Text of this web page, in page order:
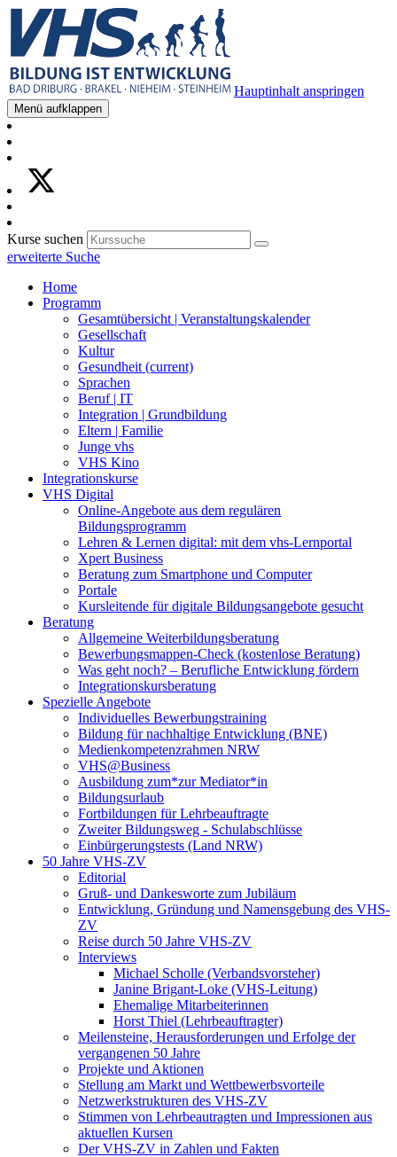
Hauptinhalt anspringen
Menü aufklappen
Kurse suchen
erweiterte Suche
Home
Programm
Gesamtübersicht | Veranstaltungskalender
Gesellschaft
Kultur
Gesundheit (current)
Sprachen
Beruf | IT
Integration | Grundbildung
Eltern | Familie
Junge vhs
VHS Kino
Integrationskurse
VHS Digital
Online-Angebote aus dem regulären
Bildungsprogramm
Lehren & Lernen digital: mit dem vhs-Lernportal
Xpert Business
Beratung zum Smartphone und Computer
Portale
Kursleitende für digitale Bildungsangebote gesucht
Beratung
Allgemeine Weiterbildungsberatung
Bewerbungsmappen-Check (kostenlose Beratung)
Was geht noch? – Berufliche Entwicklung fördern
Integrationskursberatung
Spezielle Angebote
Individuelles Bewerbungstraining
Bildung für nachhaltige Entwicklung (BNE)
Medienkompetenzrahmen NRW
VHS@Business
Ausbildung zum*zur Mediator*in
Bildungsurlaub
Fortbildungen für Lehrbeauftragte
Zweiter Bildungsweg - Schulabschlüsse
Einbürgerungstests (Land NRW)
50 Jahre VHS-ZV
Editorial
Gruß- und Dankesworte zum Jubiläum
Entwicklung, Gründung und Namensgebung des VHS-
ZV
Reise durch 50 Jahre VHS-ZV
Interviews
Michael Scholle (Verbandsvorsteher)
Janine Brigant-Loke (VHS-Leitung)
Ehemalige Mitarbeiterinnen
Horst Thiel (Lehrbeauftragter)
Meilensteine, Herausforderungen und Erfolge der
vergangenen 50 Jahre
Projekte und Aktionen
Stellung am Markt und Wettbewerbsvorteile
Netzwerkstrukturen des VHS-ZV
Stimmen von Lehrbeautragten und Impressionen aus
aktuellen Kursen
Der VHS-ZV in Zahlen und Fakten